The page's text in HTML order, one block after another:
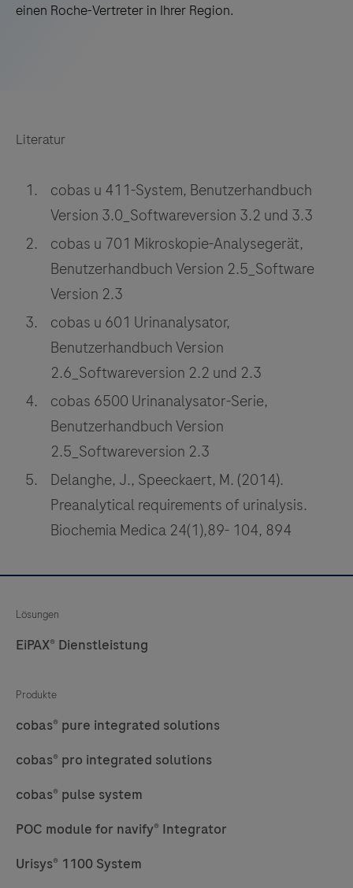
einen Roche-Vertreter in Ihrer Region.
Literatur
cobas u 411-System, Benutzerhandbuch
Version 3.0_Softwareversion 3.2 und 3.3
cobas u 701 Mikroskopie-Analysegerät,
Benutzerhandbuch Version 2.5_Software
Version 2.3
cobas u 601 Urinanalysator,
Benutzerhandbuch Version
2.6_Softwareversion 2.2 und 2.3
cobas 6500 Urinanalysator-Serie,
Benutzerhandbuch Version
2.5_Softwareversion 2.3
Delanghe, J., Speeckaert, M. (2014).
Preanalytical requirements of urinalysis.
Biochemia Medica 24(1),89- 104, 894
Lösungen
EiPAX® Dienstleistung
Produkte
cobas® pure integrated solutions
cobas® pro integrated solutions
cobas® pulse system
POC module for navify® Integrator
Urisys® 1100 System